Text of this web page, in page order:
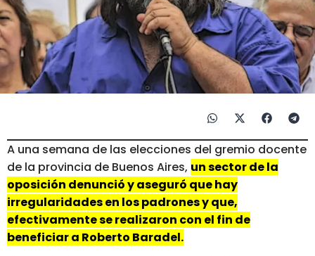
A una semana de las elecciones del gremio docente
de la provincia de Buenos Aires, un sector de la
oposición denunció y aseguró que hay
irregularidades en los padrones y que,
efectivamente se realizaron con el fin de
beneficiar a Roberto Baradel.